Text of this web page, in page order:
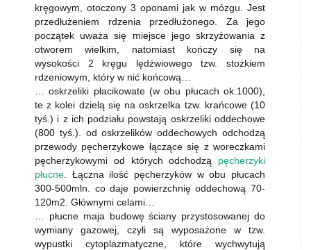
kręgowym, otoczony 3 oponami jak w mózgu. Jest
przedłużeniem rdzenia przedłużonego. Za jego
początek uważa się miejsce jego skrzyżowania z
otworem wielkim, natomiast kończy się na
wysokości 2 kręgu lędźwiowego tzw. stożkiem
rdzeniowym, który w nić końcową…
… oskrzeliki płacikowate (w obu płucach ok.1000),
te z kolei dzielą się na oskrzelka tzw. krańcowe (10
tyś.) i z ich podziału powstają oskrzeliki oddechowe
(800 tyś.). od oskrzelików oddechowych odchodzą
przewody pęcherzykowe łączące się z woreczkami
pęcherzykowymi od których odchodzą pęcherzyki
płucne . Łączna ilość pęcherzyków w obu płucach
300-500mln. co daje powierzchnię oddechową 70-
120m2. Głównymi celami…
… płucne maja budowę ściany przystosowanej do
wymiany gazowej, czyli są wyposażone w tzw.
wypustki cytoplazmatyczne, które wychwytują